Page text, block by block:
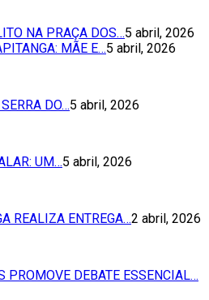
NA PRAÇA DOS…5 abril, 2026
MÃE E…5 abril, 2026
DO…5 abril, 2026
UM…5 abril, 2026
REALIZA ENTREGA…2 abril, 2026
PROMOVE DEBATE ESSENCIAL…